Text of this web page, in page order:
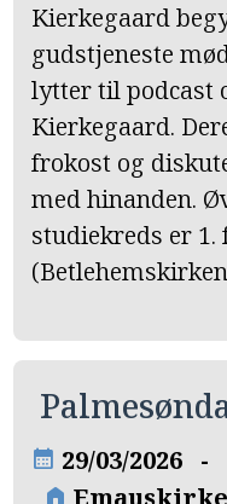
Kierkegaard
gudstjeneste
lytter til podcast
Kierkegaard.
frokost og
med hinanden.
studiekreds er
calendar_month 29/03/2026 -
home